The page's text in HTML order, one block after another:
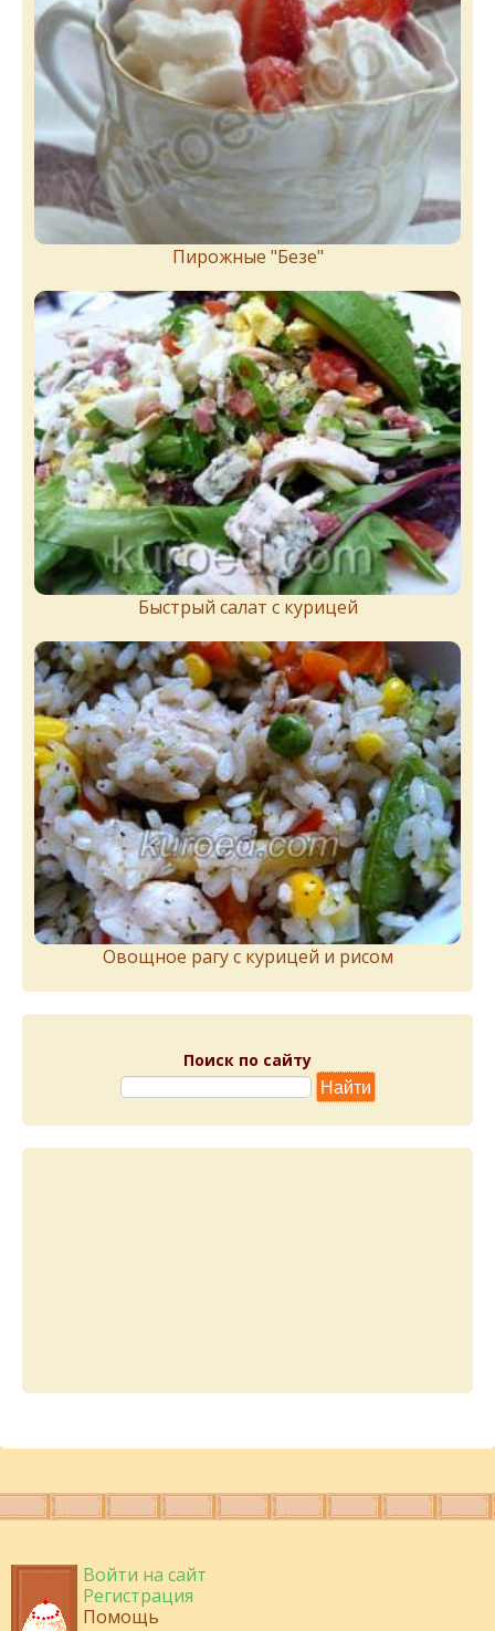
Пирожныe "Бeзe"
Быстрый салат с курицей
Овощное рагу с курицей и рисом
Поиск по сайту
Войти на сайт
Регистрация
Помощь